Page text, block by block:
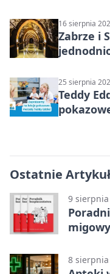
16 sierpnia
Zabrze i
miasta
25 sierpnia
Teddy
Ostatnie
9
8